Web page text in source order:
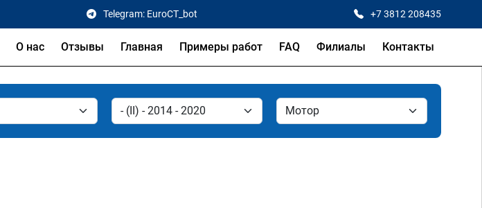
Telegram: EuroCT_bot +7 3812 208435
О нас Отзывы Главная Примеры работ FAQ Филиалы Контакты